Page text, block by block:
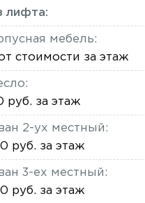
лифта:
мебель:
стоимости за этаж
руб. за этаж
2-ух местный:
руб. за этаж
3-ех местный:
руб. за этаж